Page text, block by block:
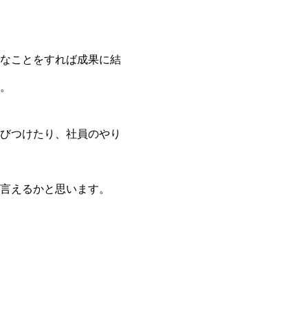
ことをすれば成果に結
つけたり、社員のやり
えるかと思います。